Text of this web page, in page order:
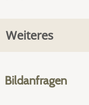
Weiteres
Bildanfragen